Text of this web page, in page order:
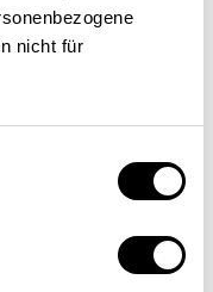
nicht für
den
die
die
verletzt.
mit tiefen